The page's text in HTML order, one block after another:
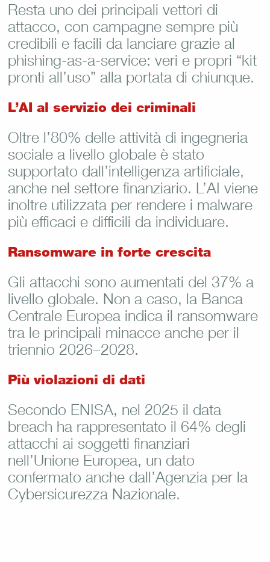
Resta uno dei principali vettori di
attacco, con campagne sempre più
credibili e facili da lanciare grazie al
phishing-as-a-service: veri e propri “kit
pronti all’uso” alla portata di chiunque.
L’AI al servizio dei criminali
Oltre l’80% delle attività di ingegneria
sociale a livello globale è stato
supportato dall’intelligenza artificiale,
anche nel settore finanziario. L’AI viene
inoltre utilizzata per rendere i malware
più efficaci e difficili da individuare.
Ransomware in forte crescita
Gli attacchi sono aumentati del 37% a
livello globale. Non a caso, la Banca
Centrale Europea indica il ransomware
tra le principali minacce anche per il
triennio 2026–2028.
Più violazioni di dati
Secondo ENISA, nel 2025 il data
breach ha rappresentato il 64% degli
attacchi ai soggetti finanziari
nell’Unione Europea, un dato
confermato anche dall’Agenzia per la
Cybersicurezza Nazionale.